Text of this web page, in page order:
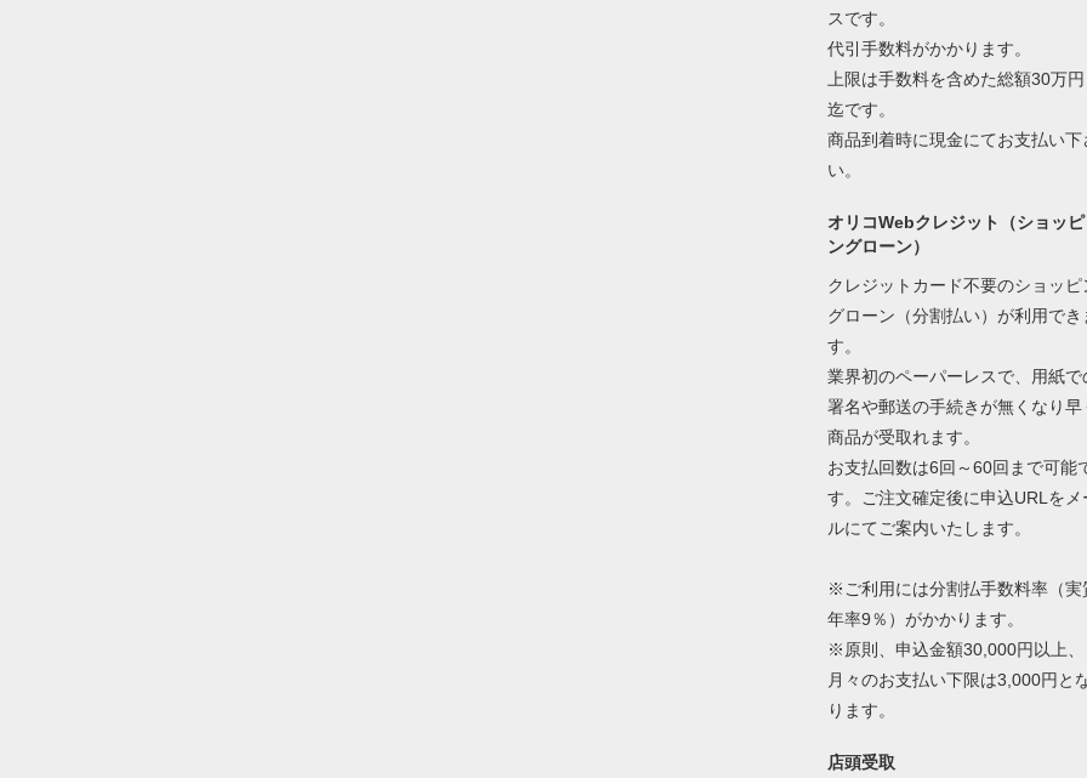
スです。
代引手数料がかかります。
上限は手数料を含めた総額30万円
迄です。
商品到着時に現金にてお支払い下
い。
オリコWebクレジット（ショッピ
ングローン）
クレジットカード不要のショッピ
グローン（分割払い）が利用でき
す。
業界初のペーパーレスで、用紙で
署名や郵送の手続きが無くなり早
商品が受取れます。
お支払回数は6回～60回まで可能
す。ご注文確定後に申込URLをメ
ルにてご案内いたします。
※ご利用には分割払手数料率（実
年率9％）がかかります。
※原則、申込金額30,000円以上、
月々のお支払い下限は3,000円と
ります。
店頭受取